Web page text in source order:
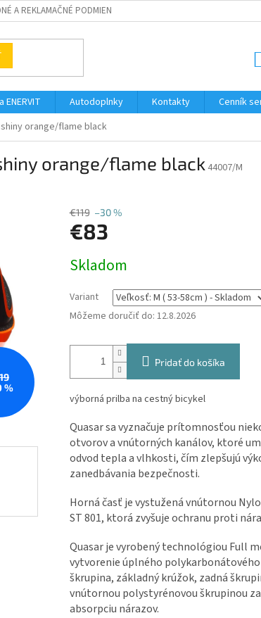
A REKLAMAČNÉ PODMIENKY
ENERVIT Autodoplnky Kontakty Cenník
shiny orange/flame black
orange/flame black 44007/M
%
€119 –30 %
€83
cena:
Skladom
Variant
Môžeme doručiť do: 12.8.2026
Pridať do košíka
výborná prilba na cestný bicykel
Quasar sa vyznačuje prítomnosťou
otvorov a vnútorných kanálov, ktoré
odvod tepla a vlhkosti, čím zlepšujú
zanedbávania bezpečnosti.
Horná časť je vystužená vnútornou
ST 801, ktorá zvyšuje ochranu proti
Quasar je vyrobený technológiou Full
vytvorenie úplného
škrupina, základný krúžok, zadná
vnútornou polystyrénovou škrupinou
absorpciu nárazov.